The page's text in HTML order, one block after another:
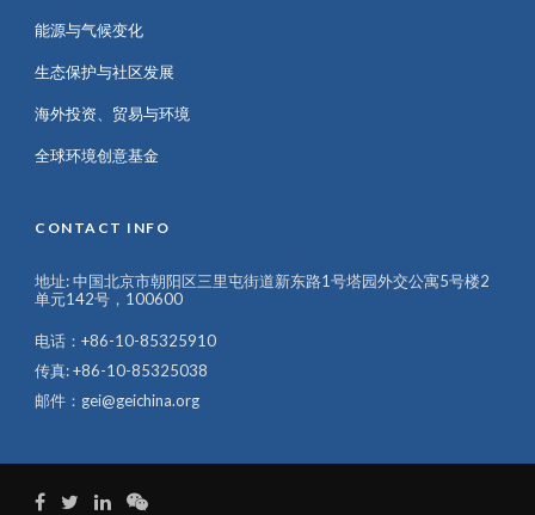
能源与气候变化
生态保护与社区发展
海外投资、贸易与环境
全球环境创意基金
CONTACT INFO
地址: 中国北京市朝阳区三里屯街道新东路1号塔园外交公寓5号楼2
单元142号，100600
电话：+86-10-85325910
传真: +86-10-85325038
邮件：gei@geichina.org